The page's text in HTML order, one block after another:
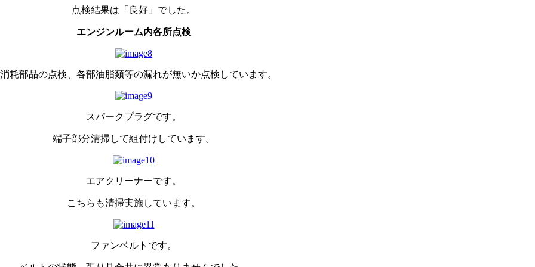
点検結果は「良好」でした。
エンジンルーム内各所点検
耗部品の点検、各部油脂類等の漏れが無いか点検しています。
スパークプラグです。
端子部分清掃して組付けしています。
エアクリーナーです。
こちらも清掃実施しています。
ファンベルトです。